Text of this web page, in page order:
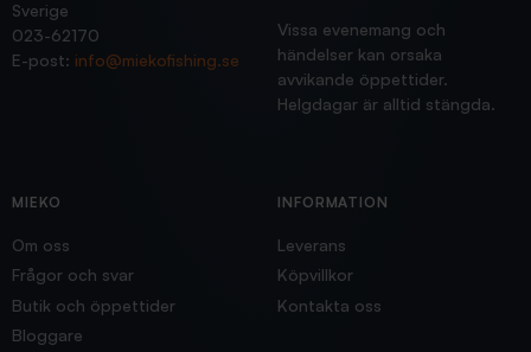
Sverige
023-62170
E-post: info@miekofishing.se
Vissa evenemang och
händelser kan orsaka
avvikande öppettider.
Helgdagar är alltid stängda.
MIEKO
Om oss
Frågor och svar
Butik och öppettider
Bloggare
INFORMATION
Leverans
Köpvillkor
Kontakta oss